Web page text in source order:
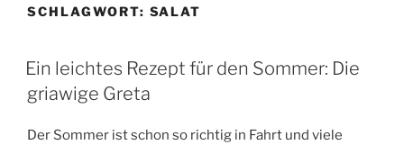
SCHLAGWORT: SALAT
Ein leichtes Rezept für den Sommer: Die
griawige Greta
Der Sommer ist schon so richtig in Fahrt und viele